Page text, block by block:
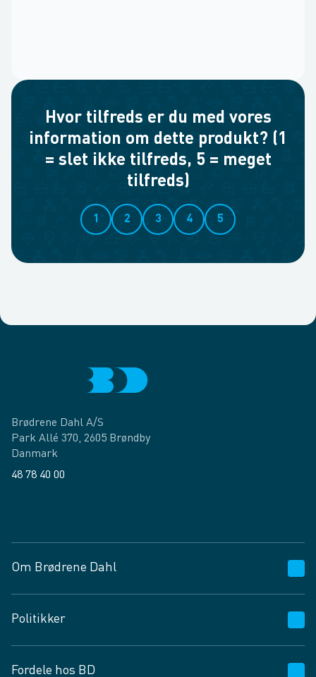
Hvor tilfreds er du med vores
information om dette produkt? (1
= slet ikke tilfreds, 5 = meget
tilfreds)
1 2 3 4 5
Brødrene Dahl A/S
Park Allé 370, 2605 Brøndby
Danmark
48 78 40 00
Om Brødrene Dahl
Vagttelefon 30 10 89 89
Spørgsmål og svar
Job og karriere
Politikker
Fordele hos BD